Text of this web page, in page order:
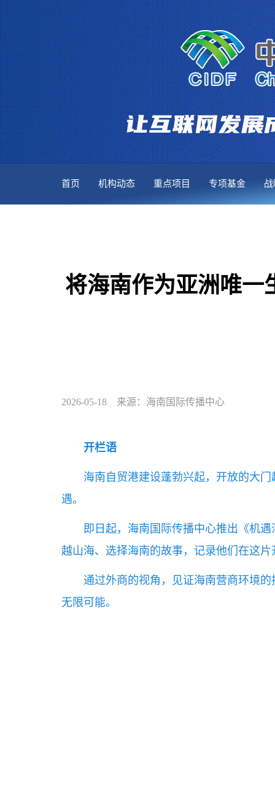
首页 机构动态 重点项目 专项基金
将海南作为亚洲唯一
2026-05-18 来源：海南国际传播中心
开栏语
海南自贸港建设蓬勃兴起，开放的大
遇。
即日起，海南国际传播中心推出《机
越山海、选择海南的故事，记录他们在这
通过外商的视角，见证海南营商环境
无限可能。